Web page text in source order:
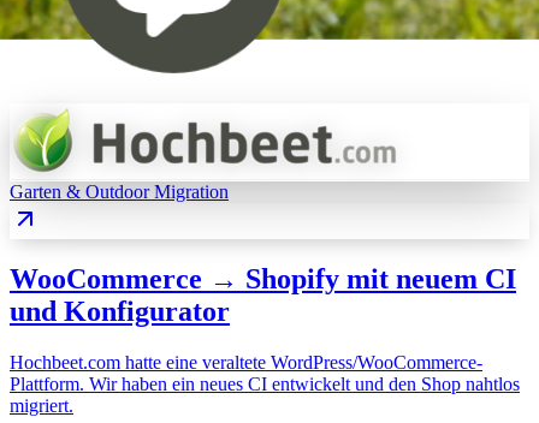
Garten & Outdoor Migration
WooCommerce → Shopify mit neuem CI
und Konfigurator
Hochbeet.com hatte eine veraltete WordPress/WooCommerce-
Plattform. Wir haben ein neues CI entwickelt und den Shop nahtlos
migriert.